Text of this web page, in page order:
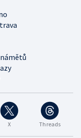
X Threads